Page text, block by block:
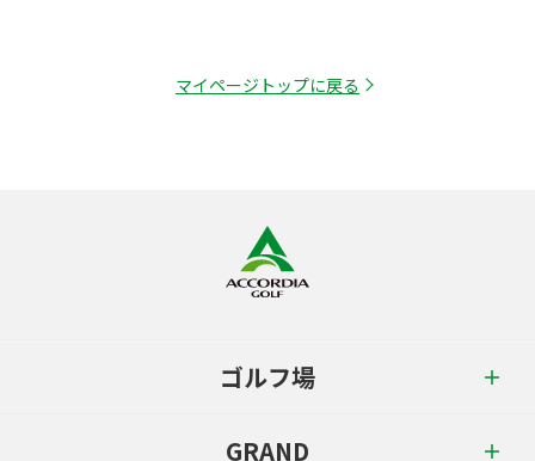
マイページトップに戻る
ゴルフ場
GRAND